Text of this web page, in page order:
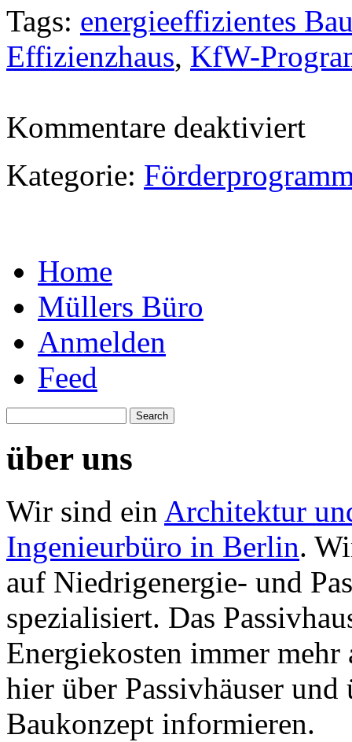
Tags: energieeffizientes
Effizienzhaus, KfW-
Kommentare deaktiviert
für
Kategorie:
Home
Müllers Büro
Anmelden
Feed
über uns
Wir sind ein Architektur
Ingenieurbüro in Berlin.
auf Niedrigenergie- und
spezialisiert. Das
Energiekosten immer
hier über Passivhäuser und
Baukonzept informieren.